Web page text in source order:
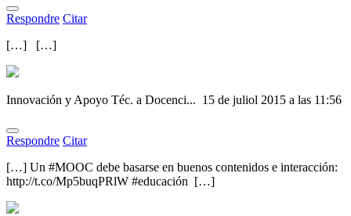
Respondre Citar
[…] […]
Innovación y Apoyo Téc. a Docenci... 15 de juliol 2015 a las 11:56
Respondre Citar
[…] Un #MOOC debe basarse en buenos contenidos e interacción:
http://t.co/Mp5buqPRlW #educación […]